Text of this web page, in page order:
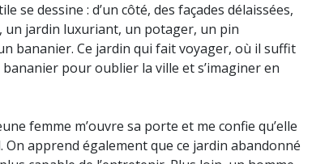
se dessine : d’un côté, des façades délaissées,
un jardin luxuriant, un potager, un pin
bananier. Ce jardin qui fait voyager, où il suffit
pour oublier la ville et s’imaginer en
femme m’ouvre sa porte et me confie qu’elle
apprend également que ce jardin abandonné